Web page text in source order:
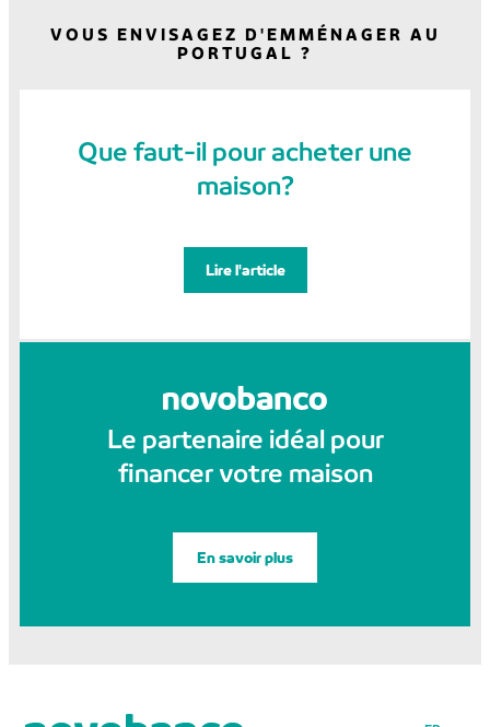
VOUS ENVISAGEZ D'EMMÉNAGER AU
PORTUGAL ?
Que faut-il pour acheter une
maison?
Lire l'article
Le partenaire idéal pour
financer votre maison
En savoir plus